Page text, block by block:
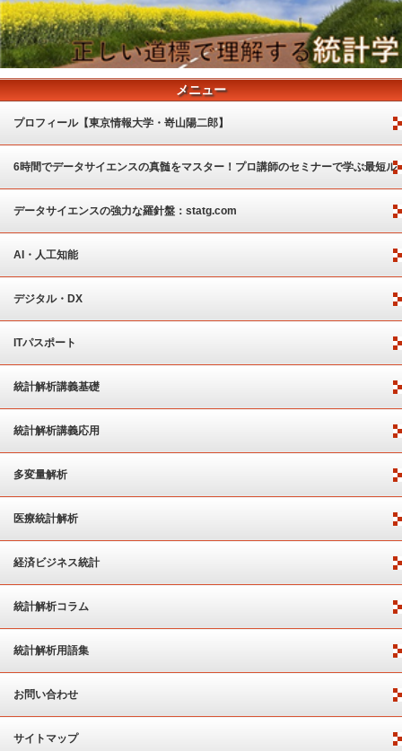
メニュー
プロフィール【東京情報大学・嵜山陽二郎】
6時間でデータサイエンスの真髄をマスター！プロ講師のセミナーで学ぶ最短ル
ート
データサイエンスの強力な羅針盤：statg.com
AI・人工知能
デジタル・DX
ITパスポート
統計解析講義基礎
統計解析講義応用
多変量解析
医療統計解析
経済ビジネス統計
統計解析コラム
統計解析用語集
お問い合わせ
サイトマップ